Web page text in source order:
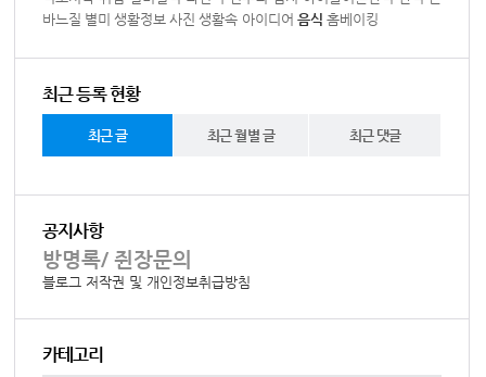
바느질 별미 생활정보 사진 생활속 아이디어 음식 홈베이킹
최근 등록 현황
최근 글 최근 월별 글 최근 댓글
공지사항
방명록/ 쥔장문의
블로그 저작권 및 개인정보취급방침
카테고리